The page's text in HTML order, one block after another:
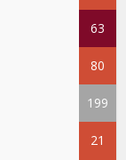
63
80
199
21